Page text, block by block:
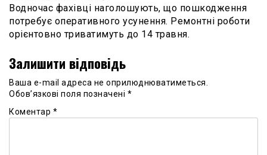
Водночас фахівці наголошують, що пошкодження
потребує оперативного усунення. Ремонтні роботи
орієнтовно триватимуть до 14 травня.
Залишити відповідь
Ваша e-mail адреса не оприлюднюватиметься.
Обов’язкові поля позначені *
Коментар *